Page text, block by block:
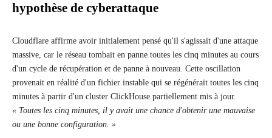
hypothèse de cyberattaque
Cloudflare affirme avoir initialement pensé qu'il s'agissait d'une attaque
massive, car le réseau tombait en panne toutes les cinq minutes au cours
d'un cycle de récupération et de panne à nouveau. Cette oscillation
provenait en réalité d'un fichier instable qui se régénérait toutes les cinq
minutes à partir d'un cluster ClickHouse partiellement mis à jour.
« Toutes les cinq minutes, il y avait une chance d'obtenir une mauvaise
ou une bonne configuration. »